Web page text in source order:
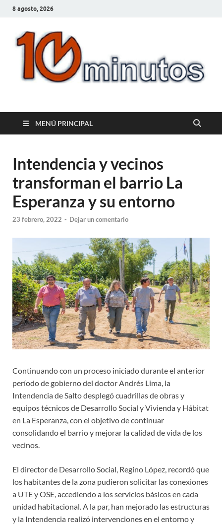
8 agosto, 2026
10minutos.com.uy
MENÚ PRINCIPAL
Intendencia y vecinos
transforman el barrio La
Esperanza y su entorno
23 febrero, 2022 - Dejar un comentario
Continuando con un proceso iniciado durante el anterior
período de gobierno del doctor Andrés Lima, la
Intendencia de Salto desplegó cuadrillas de obras y
equipos técnicos de Desarrollo Social y Vivienda y Hábitat
en La Esperanza, con el objetivo de continuar
consolidando el barrio y mejorar la calidad de vida de los
vecinos.
El director de Desarrollo Social, Regino López, recordó que
los habitantes de la zona pudieron solicitar las conexiones
a UTE y OSE, accediendo a los servicios básicos en cada
unidad habitacional. A la par, han mejorado las estructuras
y la Intendencia realizó intervenciones en el entorno y